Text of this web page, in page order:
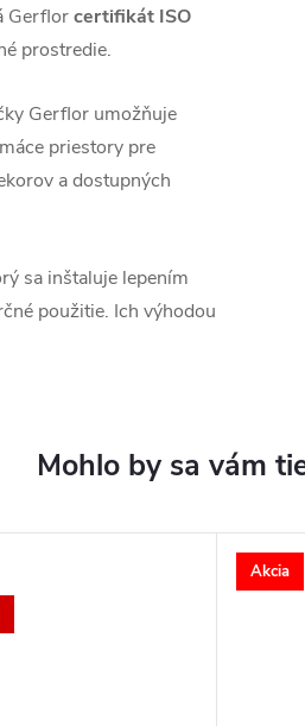
Gerflorcertifikát ISO
prostredie.
Gerflor umožňuje
priestory pre
a dostupných
sa inštaluje lepením
použitie. Ich výhodou
Akcia